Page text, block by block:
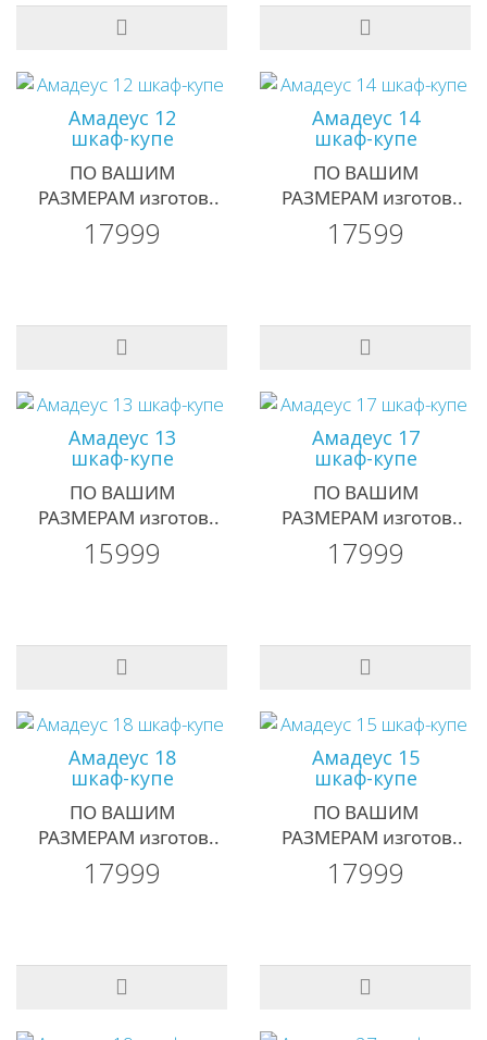
Амадеус 12
шкаф-купе
ПО ВАШИМ
РАЗМЕРАМ изготов..
17999
Амадеус 14
шкаф-купе
ПО ВАШИМ
РАЗМЕРАМ изготов..
17599
Амадеус 13
шкаф-купе
ПО ВАШИМ
РАЗМЕРАМ изготов..
15999
Амадеус 17
шкаф-купе
ПО ВАШИМ
РАЗМЕРАМ изготов..
17999
Амадеус 18
шкаф-купе
ПО ВАШИМ
РАЗМЕРАМ изготов..
17999
Амадеус 15
шкаф-купе
ПО ВАШИМ
РАЗМЕРАМ изготов..
17999